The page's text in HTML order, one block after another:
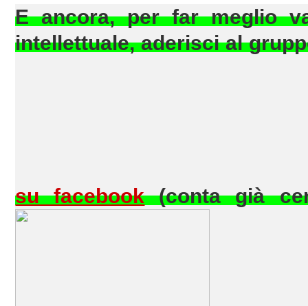
E ancora, per far meglio
intellettuale, aderisci al
su facebook(conta già